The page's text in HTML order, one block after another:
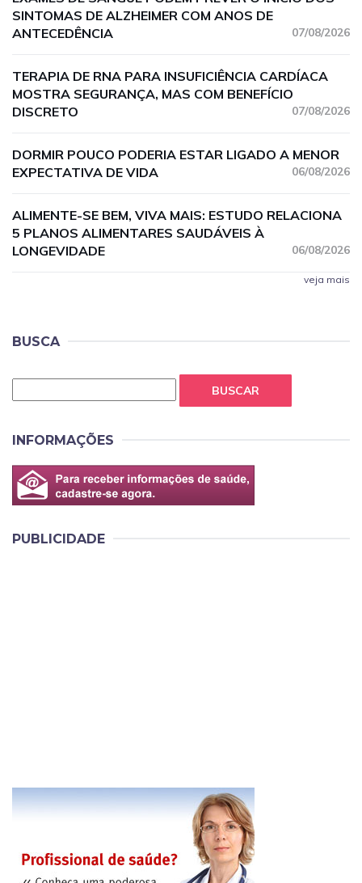
SINTOMAS DE ALZHEIMER COM ANOS DE
ANTECEDÊNCIA
07/08/2026
TERAPIA DE RNA PARA INSUFICIÊNCIA CARDÍACA
MOSTRA SEGURANÇA, MAS COM BENEFÍCIO
DISCRETO
07/08/2026
DORMIR POUCO PODERIA ESTAR LIGADO A MENOR
EXPECTATIVA DE VIDA
06/08/2026
ALIMENTE-SE BEM, VIVA MAIS: ESTUDO RELACIONA
5 PLANOS ALIMENTARES SAUDÁVEIS À
LONGEVIDADE
06/08/2026
veja mais
BUSCA
BUSCAR
INFORMAÇÕES
PUBLICIDADE